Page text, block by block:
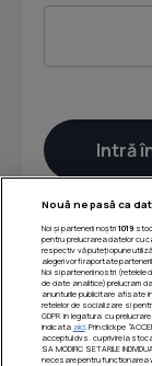
Nouă ne pasă ca
Noi și partenerii noștri 1019
pentru prelucrarea datelor cu
respectiv vă puteți opune
alegeri vor fi raportate
Noi si partenerii nostri (retelele
de date analitice) prelucram
anunturile publicitare afisate
retelelor de socializare si
GDPR in legatura cu
indicata aici. Prin click pe
acceptul dvs. cu privire la
SA MODIFIC SETARILE
necesare pentru functionarea